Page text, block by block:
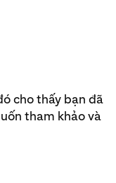
cho thấy bạn đã
tham khảo và